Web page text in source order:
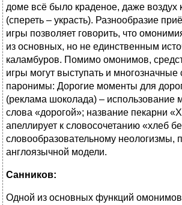
доме всё было краденое, даже воздух
(спереть – украсть). Разнообразие
игры позволяет говорить, что
из основных, но не единственным
каламбуров. Помимо омонимов,
игры могут выступать и многозначные
паронимы: Дорогие моменты для
(реклама шоколада) – использование
слова «дорогой»; название пекарни
апеллирует к словосочетанию «хлеб
словообразовательному неологизмы,
англоязычной модели.
Санников:
Одной из основных функций омонимов